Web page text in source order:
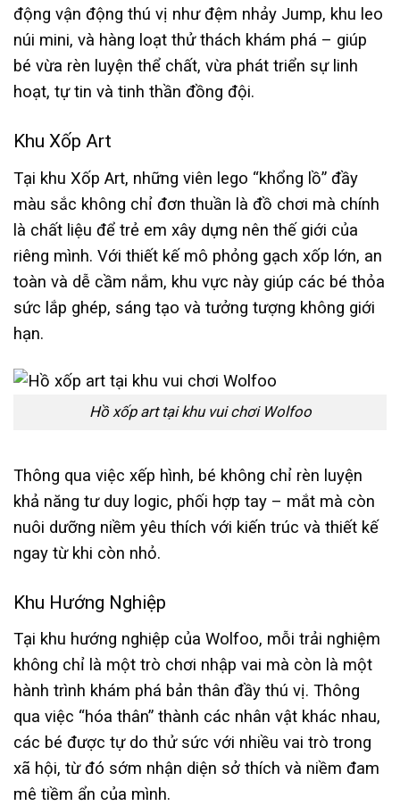
động vận động thú vị như đệm nhảy Jump, khu leo
núi mini, và hàng loạt thử thách khám phá – giúp
bé vừa rèn luyện thể chất, vừa phát triển sự linh
hoạt, tự tin và tinh thần đồng đội.
Khu Xốp Art
Tại khu Xốp Art, những viên lego “khổng lồ” đầy
màu sắc không chỉ đơn thuần là đồ chơi mà chính
là chất liệu để trẻ em xây dựng nên thế giới của
riêng mình. Với thiết kế mô phỏng gạch xốp lớn, an
toàn và dễ cầm nắm, khu vực này giúp các bé thỏa
sức lắp ghép, sáng tạo và tưởng tượng không giới
hạn.
Hồ xốp art tại khu vui chơi Wolfoo
Thông qua việc xếp hình, bé không chỉ rèn luyện
khả năng tư duy logic, phối hợp tay – mắt mà còn
nuôi dưỡng niềm yêu thích với kiến trúc và thiết kế
ngay từ khi còn nhỏ.
Khu Hướng Nghiệp
Tại khu hướng nghiệp của Wolfoo, mỗi trải nghiệm
không chỉ là một trò chơi nhập vai mà còn là một
hành trình khám phá bản thân đầy thú vị. Thông
qua việc “hóa thân” thành các nhân vật khác nhau,
các bé được tự do thử sức với nhiều vai trò trong
xã hội, từ đó sớm nhận diện sở thích và niềm đam
mê tiềm ẩn của mình.